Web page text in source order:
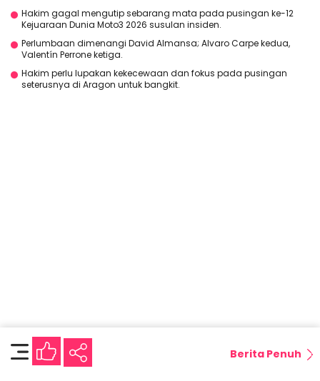
Hakim gagal mengutip sebarang mata pada pusingan ke-12
Kejuaraan Dunia Moto3 2026 susulan insiden.
Perlumbaan dimenangi David Almansa; Alvaro Carpe kedua,
Valentín Perrone ketiga.
Hakim perlu lupakan kekecewaan dan fokus pada pusingan
seterusnya di Aragon untuk bangkit.
Berita Penuh